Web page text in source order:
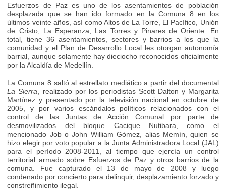
Esfuerzos de Paz es uno de los asentamientos de población
desplazada que se han ido formado en la Comuna 8 en los
últimos veinte años, así como Altos de La Torre, El Pacífico, Unión
de Cristo, La Esperanza, Las Torres y Pinares de Oriente. En
total, tiene 36 asentamientos, sectores y barrios a los que la
comunidad y el Plan de Desarrollo Local les otorgan autonomía
barrial, aunque solamente hay dieciocho reconocidos oficialmente
por la Alcaldía de Medellín.
La Comuna 8 saltó al estrellato mediático a partir del documental
La Sierra , realizado por los periodistas Scott Dalton y Margarita
Martínez y presentado por la televisión nacional en octubre de
2005, y por varios escándalos políticos relacionados con el
control de las Juntas de Acción Comunal por parte de
desmovilizados del bloque Cacique Nutibara, como el
mencionado Job o John William Gómez, alias Memín, quien se
hizo elegir por voto popular a la Junta Administradora Local (JAL)
para el período 2008-2011, al tiempo que ejercía un control
territorial armado sobre Esfuerzos de Paz y otros barrios de la
comuna. Fue capturado el 13 de mayo de 2008 y luego
condenado por concierto para delinquir, desplazamiento forzado y
constreñimiento ilegal.